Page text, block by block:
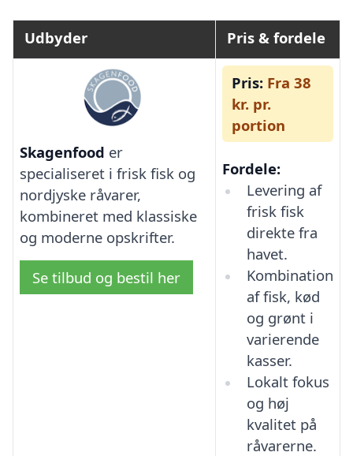
Udbyder Pris & fordele
Skagenfood er
specialiseret i frisk fisk og
nordjyske råvarer,
kombineret med klassiske
og moderne opskrifter.
Se tilbud og bestil her
Pris: Fra 38
kr. pr.
portion
Fordele:
Levering af
frisk fisk
direkte fra
havet.
Kombination
af fisk, kød
og grønt i
varierende
kasser.
Lokalt fokus
og høj
kvalitet på
råvarerne.